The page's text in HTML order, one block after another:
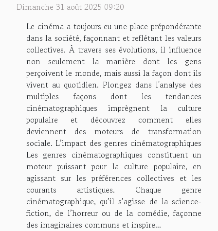
Dimanche 31 août 2025 09:20
Le cinéma a toujours eu une place prépondérante
dans la société, façonnant et reflétant les valeurs
collectives. À travers ses évolutions, il influence
non seulement la manière dont les gens
perçoivent le monde, mais aussi la façon dont ils
vivent au quotidien. Plongez dans l'analyse des
multiples façons dont les tendances
cinématographiques imprègnent la culture
populaire et découvrez comment elles
deviennent des moteurs de transformation
sociale. L’impact des genres cinématographiques
Les genres cinématographiques constituent un
moteur puissant pour la culture populaire, en
agissant sur les préférences collectives et les
courants artistiques. Chaque genre
cinématographique, qu’il s’agisse de la science-
fiction, de l’horreur ou de la comédie, façonne
des imaginaires communs et inspire...